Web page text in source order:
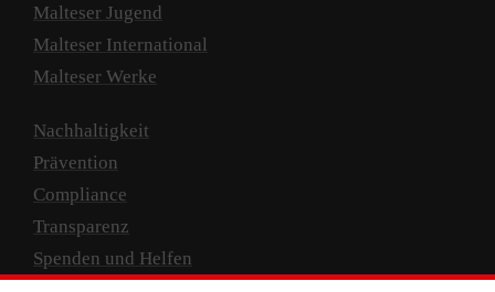
Malteser Jugend
Malteser International
Malteser Werke
Nachhaltigkeit
Prävention
Compliance
Transparenz
Spenden und Helfen